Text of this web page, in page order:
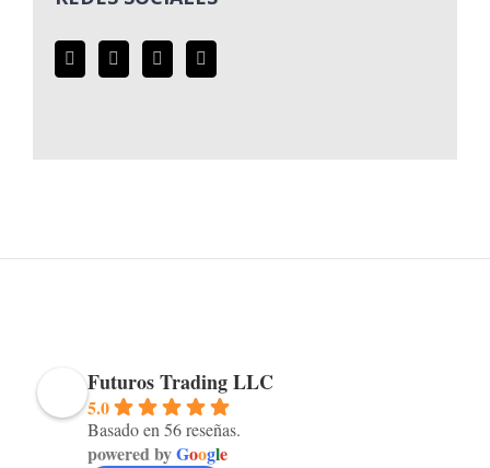
Futuros Trading LLC
5.0
Basado en 56 reseñas.
powered byGoogle